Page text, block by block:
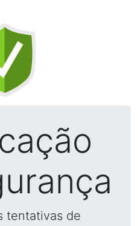
tentativas de